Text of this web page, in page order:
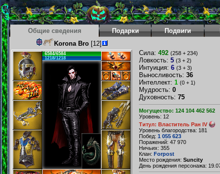
Общие сведения Подарки Подвиги
Korona Bro[12]
6584/6584
1218/1218
Сила: 492 (258 + 234)
Ловкость: 5 (3 + 2)
Интуиция: 6 (3 + 3)
Выносливость: 36
Интеллект: 1 (0 + 1)
Мудрость: 0
Духовность: 75
Могущество: 124 104 462 562
Уровень: 12
Титул: Властитель Ран IV
Уровень благородства: 181
Побед: 1 055 623
Поражений: 47 970
Ничьих: 355
Клан: Forpost
Место рождения: Suncity
День рождения персонажа: